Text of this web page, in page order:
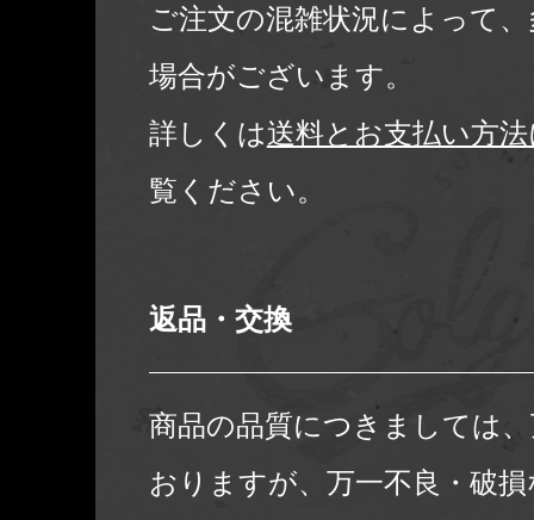
ご注文の混雑状況によって
場合がございます。
詳しくは送料とお支払い方
覧ください。
返品・交換
商品の品質につきましては
おりますが、万一不良・破